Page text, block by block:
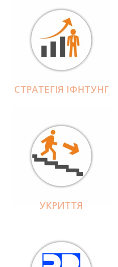
СТРАТЕГІЯ ІФНТУНГ
УКРИТТЯ